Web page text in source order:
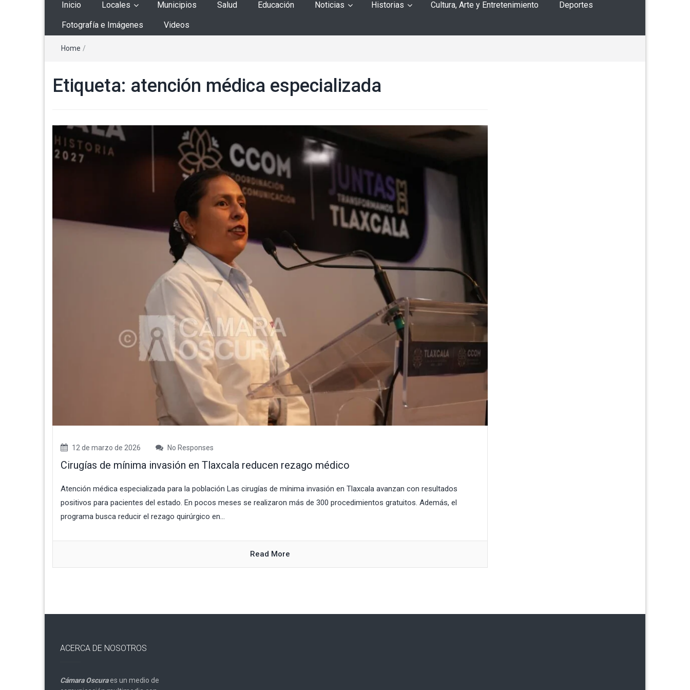
Inicio Locales Municipios Salud Educación Noticias Historias Cultura, Arte y Entretenimiento Deportes
Fotografía e Imágenes Videos
Home /
Etiqueta: atención médica especializada
12 de marzo de 2026 No Responses
Cirugías de mínima invasión en Tlaxcala reducen rezago médico
Atención médica especializada para la población Las cirugías de mínima invasión en Tlaxcala avanzan con resultados
positivos para pacientes del estado. En pocos meses se realizaron más de 300 procedimientos gratuitos. Además, el
programa busca reducir el rezago quirúrgico en...
Read More
ACERCA DE NOSOTROS
Cámara Oscuraes un medio de